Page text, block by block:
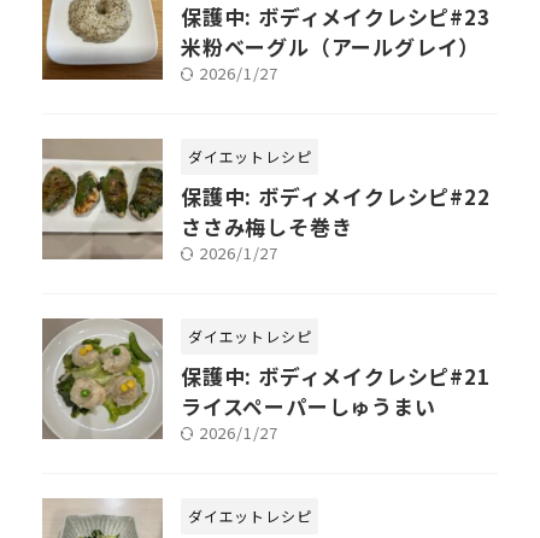
保護中: ボディメイクレシピ#23
米粉ベーグル（アールグレイ）
2026/1/27
ダイエットレシピ
保護中: ボディメイクレシピ#22
ささみ梅しそ巻き
2026/1/27
ダイエットレシピ
保護中: ボディメイクレシピ#21
ライスペーパーしゅうまい
2026/1/27
ダイエットレシピ